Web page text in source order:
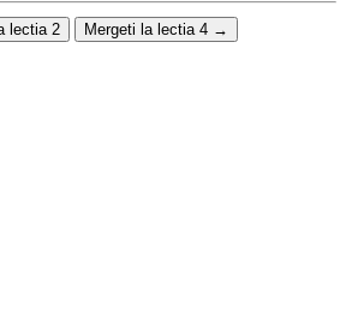
lectia 2 Mergeti la lectia 4 →